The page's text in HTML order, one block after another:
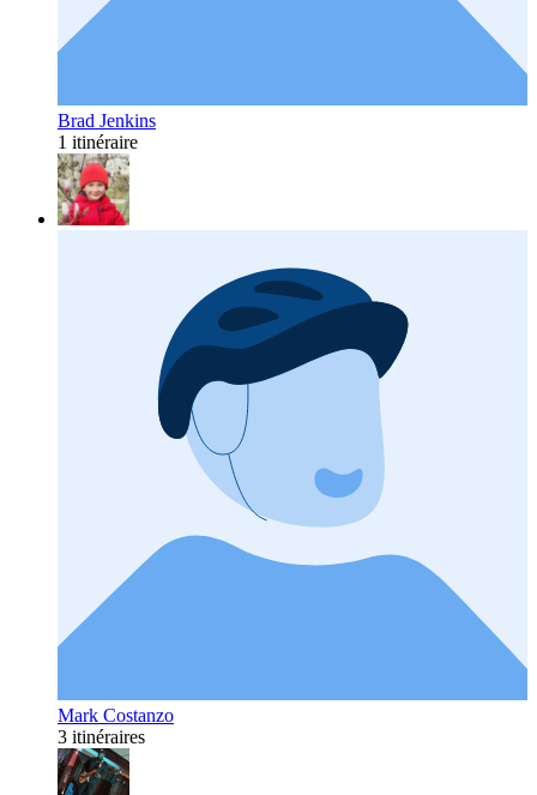
Brad Jenkins
1 itinéraire
Mark Costanzo
3 itinéraires